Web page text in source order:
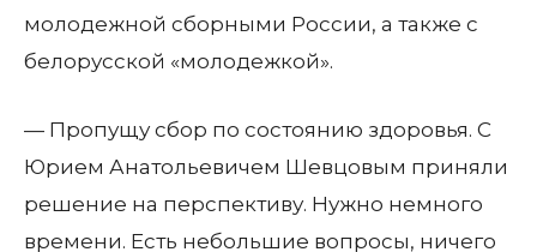
молодежной сборными России, а также с
белорусской «молодежкой».
— Пропущу сбор по состоянию здоровья. С
Юрием Анатольевичем Шевцовым приняли
решение на перспективу. Нужно немного
времени. Есть небольшие вопросы, ничего